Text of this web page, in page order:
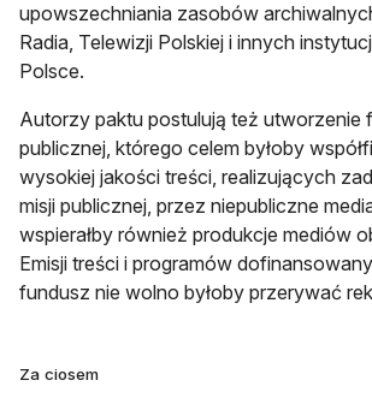
upowszechniania zasobów
Radia, Telewizji Polskiej i innych
Polsce.
Autorzy paktu postulują też utworzenie
publicznej, którego celem byłoby
wysokiej jakości treści, realizujących
misji publicznej, przez niepubliczne
wspierałby również produkcje mediów
Emisji treści i programów
fundusz nie wolno byłoby przerywać
Za ciosem